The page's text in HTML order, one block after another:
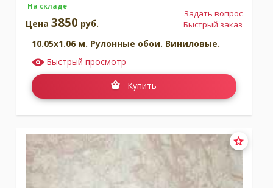
На складе
Задать вопрос
Быстрый заказ
Цена 3850 руб.
10.05x1.06 м. Рулонные обои. Виниловые.
Быстрый просмотр
Купить